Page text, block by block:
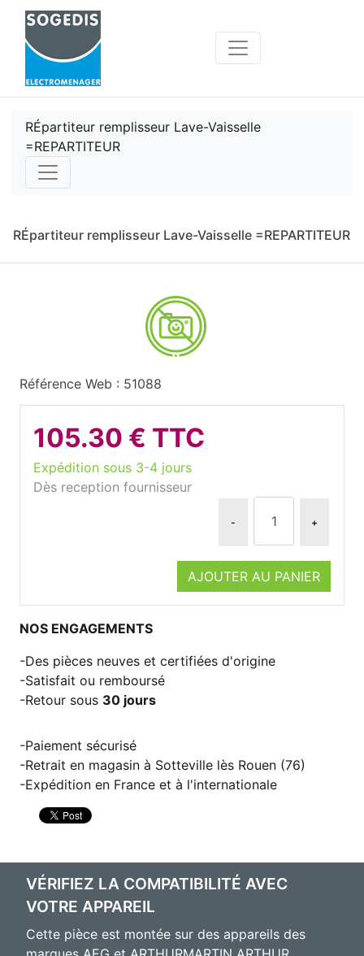
RÉpartiteur remplisseur Lave-Vaisselle
=REPARTITEUR
RÉpartiteur remplisseur Lave-Vaisselle =REPARTITEUR
Référence Web : 51088
105.30 € TTC
Expédition sous 3-4 jours
Dès reception fournisseur
- +
AJOUTER AU PANIER
NOS ENGAGEMENTS
Des pièces neuves et certifiées d'origine
Satisfait ou remboursé
Retour sous 30 jours
Paiement sécurisé
Retrait en magasin à Sotteville lès Rouen (76)
Expédition en France et à l'internationale
VÉRIFIEZ LA COMPATIBILITÉ AVEC
VOTRE APPAREIL
Cette pièce est montée sur des appareils des